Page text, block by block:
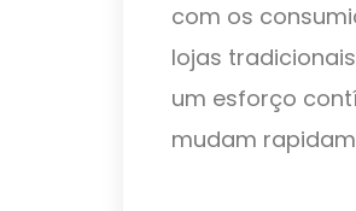
com os
lojas
um esforço
mudam